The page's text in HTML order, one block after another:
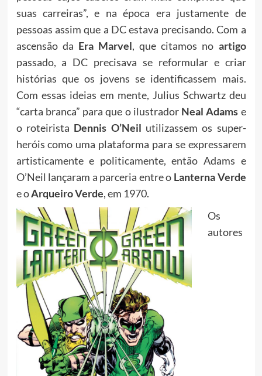
suas carreiras”, e na época era justamente de
pessoas assim que a DC estava precisando. Com a
ascensão da Era Marvel, que citamos no artigo
passado, a DC precisava se reformular e criar
histórias que os jovens se identificassem mais.
Com essas ideias em mente, Julius Schwartz deu
“carta branca” para que o ilustrador Neal Adams e
o roteirista Dennis O’Neil utilizassem os super-
heróis como uma plataforma para se expressarem
artisticamente e politicamente, então Adams e
O’Neil lançaram a parceria entre o Lanterna Verde
e oArqueiro Verde, em 1970.
Os
autores